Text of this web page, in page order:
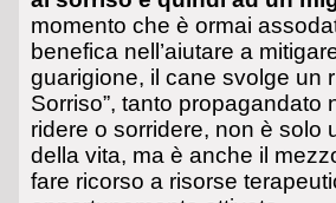
momento che è ormai
benefica nell’aiutare a
guarigione, il cane svolge un
Sorriso”, tanto propagandato
ridere o sorridere, non è solo
della vita, ma è anche il
fare ricorso a risorse